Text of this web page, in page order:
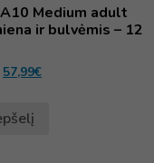
Medium adult
ir bulvėmis – 12
57,99€